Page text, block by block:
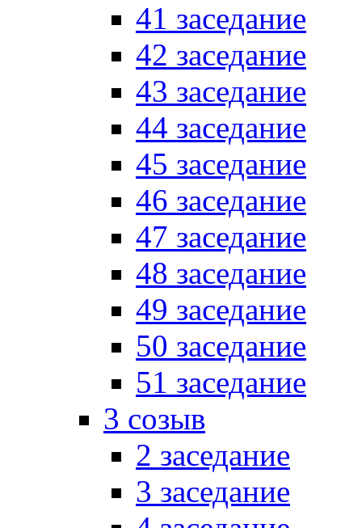
41 заседание
42 заседание
43 заседание
44 заседание
45 заседание
46 заседание
47 заседание
48 заседание
49 заседание
50 заседание
51 заседание
3 созыв
2 заседание
3 заседание